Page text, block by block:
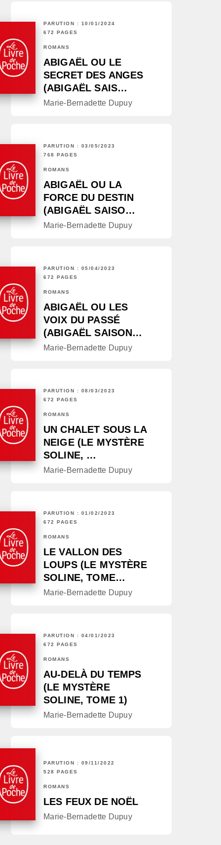
PARUTION : 10/01/2024
672 PAGES
ROMANS
ABIGAËL OU LE
SECRET DES ANGES
(ABIGAËL SAIS…
Marie-Bernadette Dupuy
PARUTION : 03/05/2023
768 PAGES
ROMANS
ABIGAËL OU LA
FORCE DU DESTIN
(ABIGAËL SAISO…
Marie-Bernadette Dupuy
PARUTION : 05/04/2023
672 PAGES
ROMANS
ABIGAËL OU LES
VOIX DU PASSÉ
(ABIGAËL SAISON…
Marie-Bernadette Dupuy
PARUTION : 08/03/2023
672 PAGES
ROMANS
UN CHALET SOUS LA
NEIGE (LE MYSTÈRE
SOLINE, …
Marie-Bernadette Dupuy
PARUTION : 01/02/2023
672 PAGES
ROMANS
LE VALLON DES
LOUPS (LE MYSTÈRE
SOLINE, TOME…
Marie-Bernadette Dupuy
PARUTION : 04/01/2023
672 PAGES
ROMANS
AU-DELÀ DU TEMPS
(LE MYSTÈRE
SOLINE, TOME 1)
Marie-Bernadette Dupuy
PARUTION : 09/11/2022
528 PAGES
ROMANS
LES FEUX DE NOËL
Marie-Bernadette Dupuy